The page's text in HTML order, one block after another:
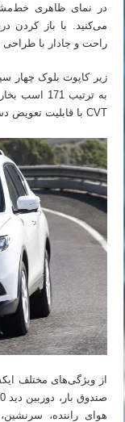
در نمای ظاهری
می‌کنید. با باز کردن
راحت و جادار با طراحی
CVT با قابلیت تعویض دستی دنده‌ها انجام‌وظیفه می‌نماید.
از ویژگی‌های مختلف
هوای راننده،